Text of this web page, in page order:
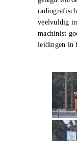
veelvuldig
machinist
leidingen in